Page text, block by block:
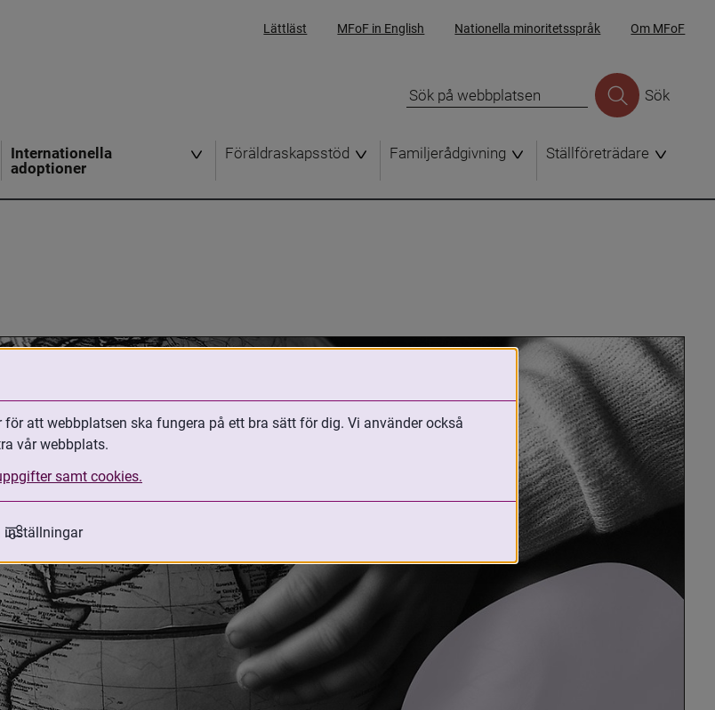
Lättläst MFoF in English Nationella minoritetsspråk Om MFoF
Sök
Internationella
adoptioner
Föräldraskapsstöd Familjerådgivning Ställföreträdare
att webbplatsen ska fungera på ett bra sätt för dig. Vi använder också
vår webbplats.
samt cookies.
inställningar